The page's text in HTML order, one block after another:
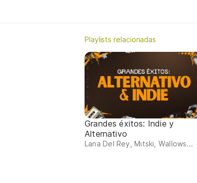
Playlists relacionadas
Grandes éxitos: Indie y
Alternativo
Lana Del Rey, Mitski, Wallows...